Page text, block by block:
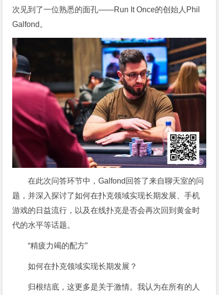
次见到了一位熟悉的面孔——Run It Once的创始人Phil
Galfond。
在此次问答环节中，Galfond回答了来自聊天室的问
题，并深入探讨了如何在扑克领域实现长期发展、手机
游戏的日益流行，以及在线扑克是否会再次回到黄金时
代的水平等话题。
“精疲力竭的配方”
如何在扑克领域实现长期发展？
归根结底，这更多是关于激情。我认为在所有的人